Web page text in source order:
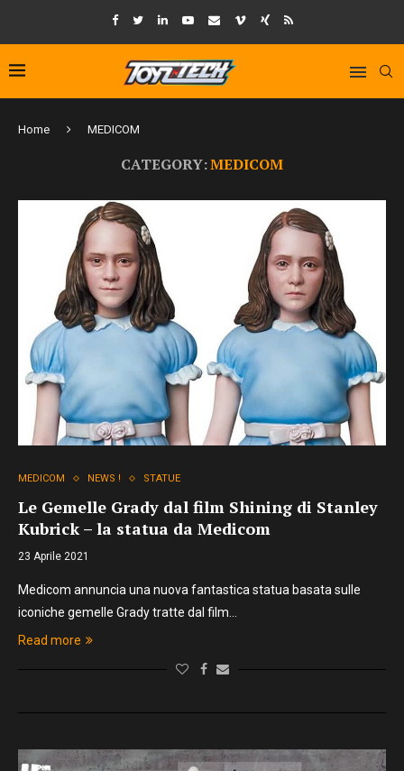
Home MEDICOM
CATEGORY:MEDICOM
MEDICOM NEWS ! STATUE
Le Gemelle Grady dal film Shining di Stanley
Kubrick – la statua da Medicom
23 Aprile 2021
Medicom annuncia una nuova fantastica statua basata sulle
iconiche gemelle Grady tratte dal film…
Read more